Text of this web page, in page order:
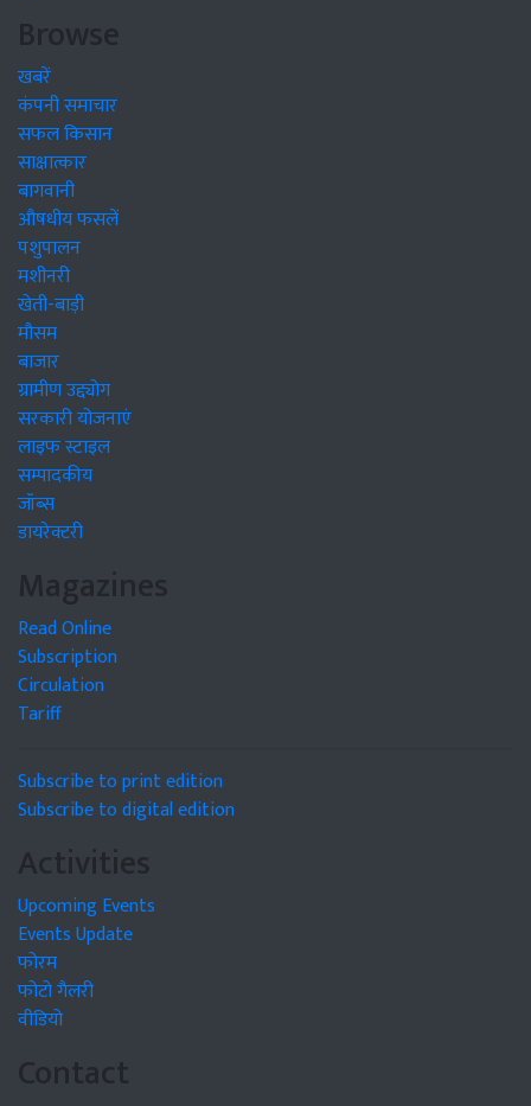
Browse
खबरें
कंपनी समाचार
सफल किसान
साक्षात्कार
बागवानी
औषधीय फसलें
पशुपालन
मशीनरी
खेती-बाड़ी
मौसम
बाजार
ग्रामीण उद्द्योग
सरकारी योजनाएं
लाइफ स्टाइल
सम्पादकीय
जॉब्स
डायरेक्टरी
Magazines
Read Online
Subscription
Circulation
Tariff
Subscribe to print edition
Subscribe to digital edition
Activities
Upcoming Events
Events Update
फोरम
फोटो गैलरी
वीडियो
Contact